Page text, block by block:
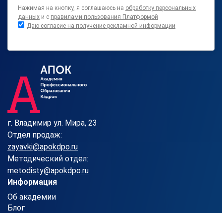
Нажимая на кнопку, я соглашаюсь на обработку персональных
данных и с правилами пользования Платформой
Даю согласие на получение рекламной информации
г. Владимир ул. Мира, 23
Отдел продаж:
zayavki@apokdpo.ru
Методический отдел:
metodisty@apokdpo.ru
Информация
Об академии
Блог